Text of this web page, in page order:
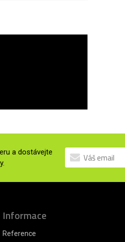
a dostávejte
Informace
Reference